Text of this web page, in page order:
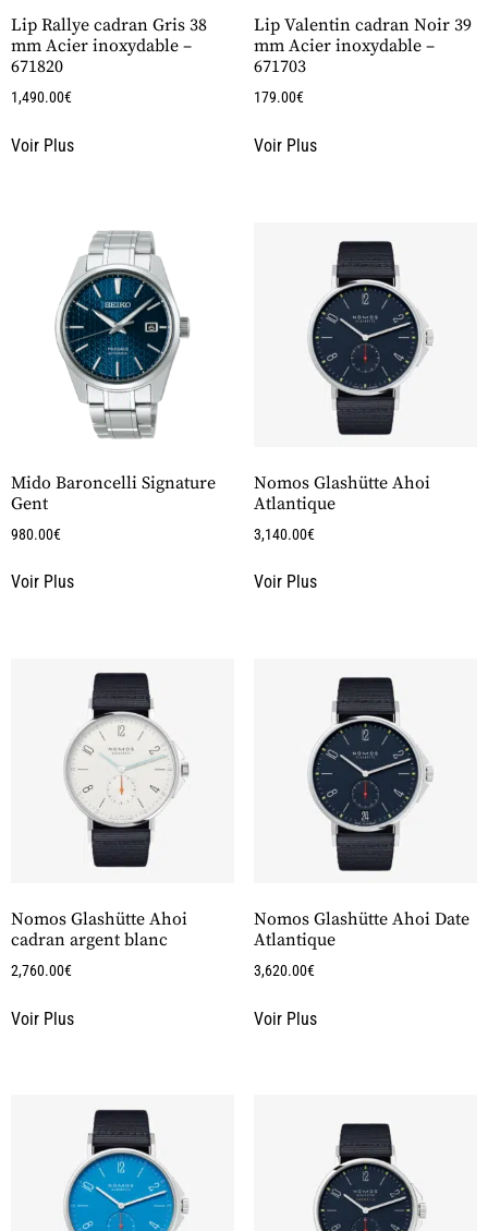
Lip Rallye cadran Gris 38
mm Acier inoxydable –
671820
1,490.00€
Voir Plus
Lip Valentin cadran Noir 39
mm Acier inoxydable –
671703
179.00€
Voir Plus
Mido Baroncelli Signature
Gent
980.00€
Voir Plus
Nomos Glashütte Ahoi
Atlantique
3,140.00€
Voir Plus
Nomos Glashütte Ahoi
cadran argent blanc
2,760.00€
Voir Plus
Nomos Glashütte Ahoi Date
Atlantique
3,620.00€
Voir Plus